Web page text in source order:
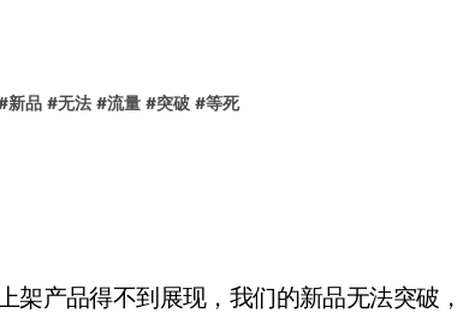
新品 #无法 #流量 #突破 #等死
产品得不到展现，我们的新品无法突破，